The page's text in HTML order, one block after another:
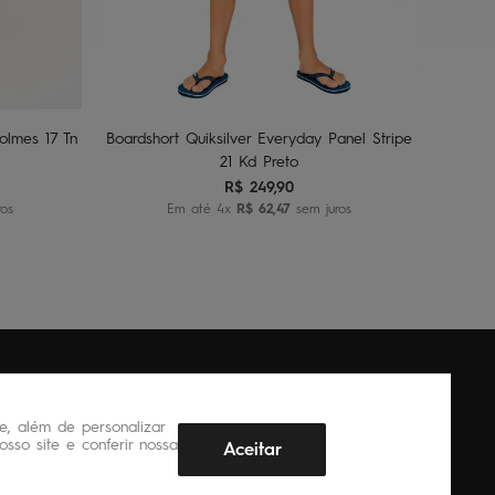
além de personalizar
site e conferir nossa
Aceitar
17 Tn
4
Adicionar ao carrinho
Boardshort Quiksilver Everyday Panel Stripe
21 Kd Preto
R$ 249,90
Em até 4x R$ 62 ,47 sem juros